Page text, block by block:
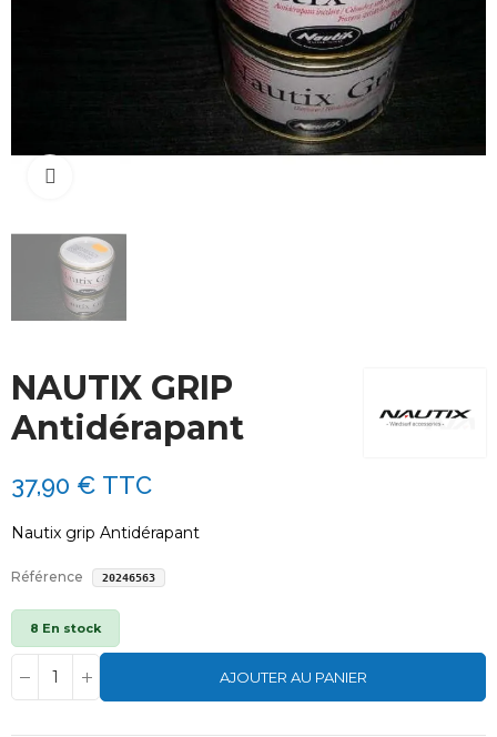
NAUTIX GRIP
Antidérapant
37,90 € TTC
Nautix grip Antidérapant
Référence 20246563
8 En stock
AJOUTER AU PANIER